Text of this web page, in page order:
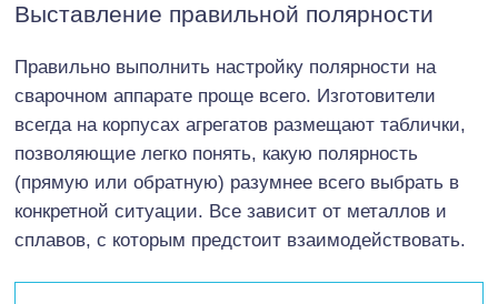
Выставление правильной полярности
Правильно выполнить настройку полярности на
сварочном аппарате проще всего. Изготовители
всегда на корпусах агрегатов размещают таблички,
позволяющие легко понять, какую полярность
(прямую или обратную) разумнее всего выбрать в
конкретной ситуации. Все зависит от металлов и
сплавов, с которым предстоит взаимодействовать.